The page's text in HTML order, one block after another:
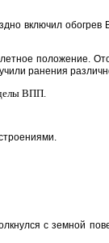
включил
положение.
ранения
ВПП.
с земной